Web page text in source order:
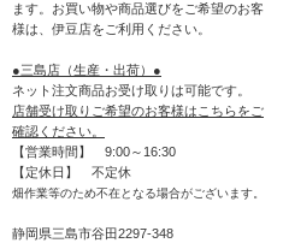
ます。お買い物や商品選びをご希望のお客
様は、伊豆店をご利用ください。
●三島店（生産・出荷）●
ネット注文商品お受け取りは可能です。
店舗受け取りご希望のお客様はこちらをご
確認ください。
【営業時間】 9:00～16:30
【定休日】 不定休
畑作業等のため不在となる場合がございます。
静岡県三島市谷田2297-348